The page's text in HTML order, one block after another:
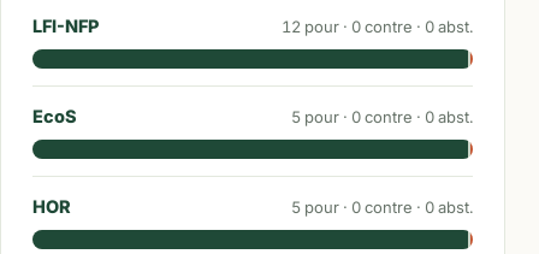
LFI-NFP 12 pour · 0contre · 0abst.
EcoS 5 pour · 0contre · 0abst.
HOR 5 pour · 0contre · 0abst.